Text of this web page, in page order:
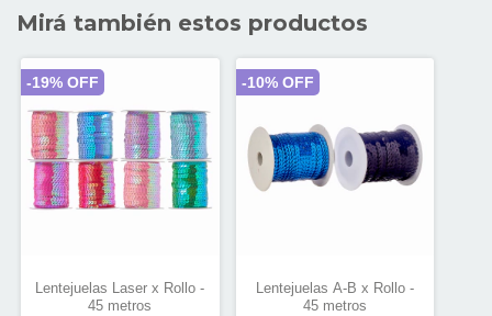
Mirá también estos productos
Lentejuelas Laser x Rollo -
45 metros
-19% OFF
Lentejuelas A-B x Rollo -
45 metros
-10% OFF